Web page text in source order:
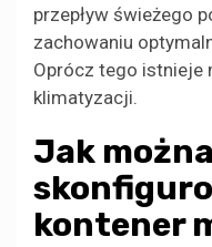
przepływ świeżego
zachowaniu
Oprócz tego istnieje
klimatyzacji.
Jak można
kontener